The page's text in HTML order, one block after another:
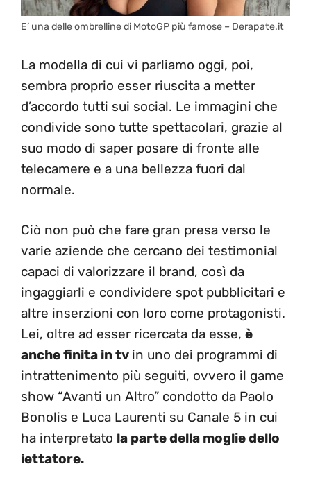
E’ una delle ombrelline di MotoGP più famose – Derapate.it
La modella di cui vi parliamo oggi, poi,
sembra proprio esser riuscita a metter
d’accordo tutti sui social. Le immagini che
condivide sono tutte spettacolari, grazie al
suo modo di saper posare di fronte alle
telecamere e a una bellezza fuori dal
normale.
Ciò non può che fare gran presa verso le
varie aziende che cercano dei testimonial
capaci di valorizzare il brand, così da
ingaggiarli e condividere spot pubblicitari e
altre inserzioni con loro come protagonisti.
Lei, oltre ad esser ricercata da esse, è
anche finita in tv in uno dei programmi di
intrattenimento più seguiti, ovvero il game
show “Avanti un Altro” condotto da Paolo
Bonolis e Luca Laurenti su Canale 5 in cui
ha interpretato la parte della moglie dello
iettatore.